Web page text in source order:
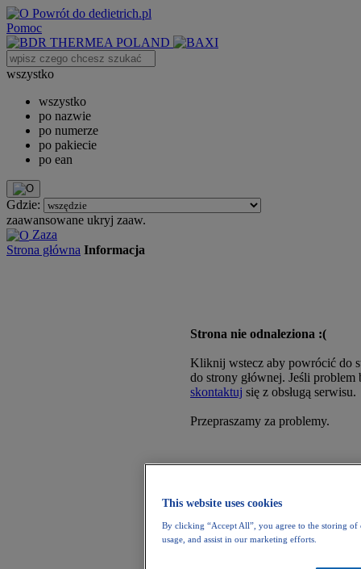
Powrót do dedietrich.pl
Pomoc
wszystko
wszystko
po nazwie
po numerze
po pakiecie
po ean
Gdzie:
zaawansowane ukryj zaaw.
Zaza
Strona główna Informacja
Strona nie odnaleziona :(
Kliknij wstecz aby powrócić do
do strony głównej. Jeśli problem
skontaktuj się z obsługą serwisu.
Przepraszamy za problemy.
This website uses cookies
By clicking “Accept All”, you agree to the storing of
usage, and assist in our marketing efforts.